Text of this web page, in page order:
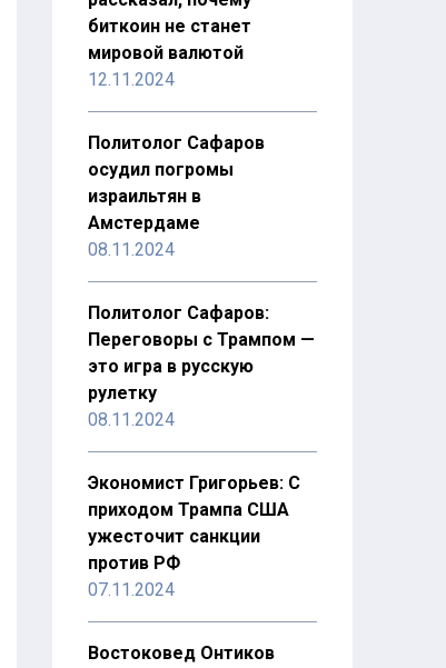
биткоин не станет
мировой валютой
12.11.2024
Политолог Сафаров
осудил погромы
израильтян в
Амстердаме
08.11.2024
Политолог Сафаров:
Переговоры с Трампом —
это игра в русскую
рулетку
08.11.2024
Экономист Григорьев: С
приходом Трампа США
ужесточит санкции
против РФ
07.11.2024
Востоковед Онтиков